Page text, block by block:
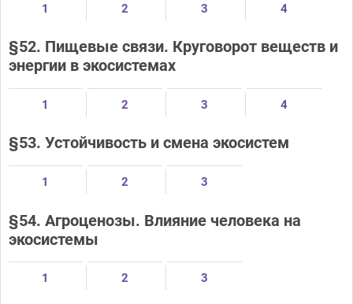
1 2 3 4
§52. Пищевые связи. Круговорот веществ и
энергии в экосистемах
1 2 3 4
§53. Устойчивость и смена экосистем
1 2 3
§54. Агроценозы. Влияние человека на
экосистемы
1 2 3